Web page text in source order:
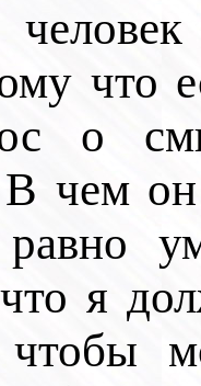
что
о
чем
что я